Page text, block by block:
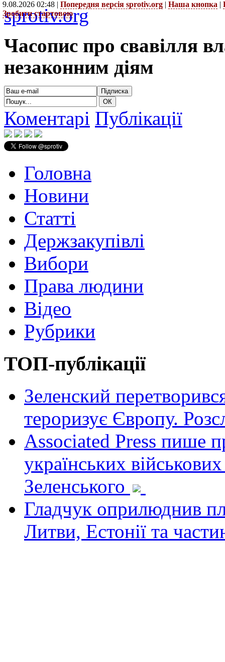
9.08.2026 02:48 | Попередня версія sprotiv.org | Наша кнопка |
Зробити стартовою
sprotiv.org
Часопис про свавілля
незаконним діям
Коментарі Публікації
Головна
Новини
Статті
Держзакупівлі
Вибори
Права людини
Відео
Рубрики
ТОП-публікації
Зеленский
тероризує Європу.
Associated Press пише
українських
Зеленського
Гладчук оприлюднив
Литви, Естонії та